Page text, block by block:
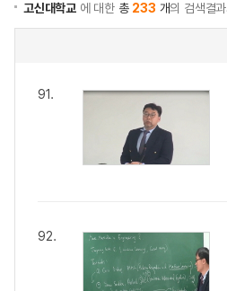
고신대학교 에 대한 총 233 개의 검색결
91.
92.